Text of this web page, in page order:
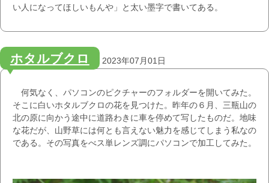
い人になってほしいもんや」と太い墨字で書いてある。
ホタルブクロ 2023年07月01日
何気なく、パソコンのピクチャーのフォルダーを開いてみた。
そこに白いホタルブクロの花を見つけた。昨年の６月、三瓶山の
北の原に向かう途中に道路わきに車を停めて写したものだ。地味
な花だが、山野草には何とも言えない魅力を感じてしまう私なの
である。その写真をべス単レンズ調にパソコンで加工してみた。